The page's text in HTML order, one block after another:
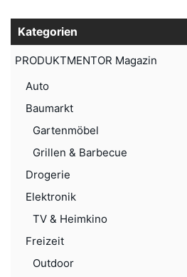
Kategorien
PRODUKTMENTOR Magazin
Auto
Baumarkt
Gartenmöbel
Grillen & Barbecue
Drogerie
Elektronik
TV & Heimkino
Freizeit
Outdoor